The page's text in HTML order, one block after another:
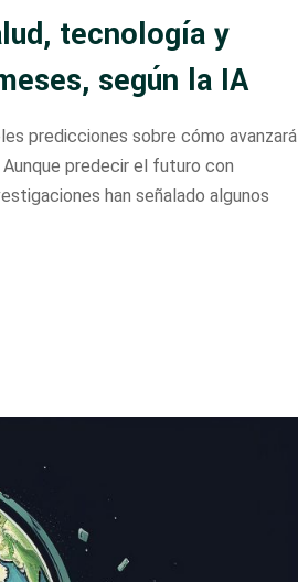
tecnología y
según la IA
predicciones sobre cómo avanzará
predecir el futuro con
han señalado algunos